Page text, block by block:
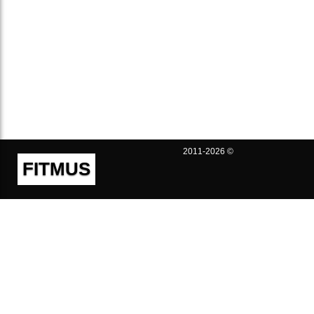
FITMUS
2011-2026 ©